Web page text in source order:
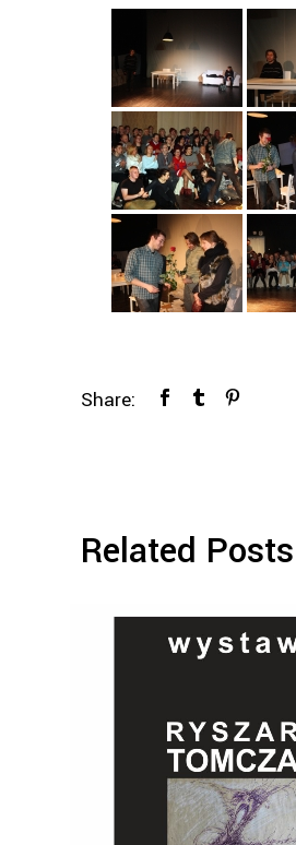
Share:
Related Posts